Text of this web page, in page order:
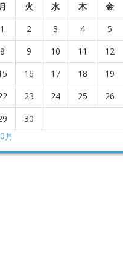
月 火 水 木 金
1
2 3 4 5
8
9 10 11 12
16 17 18 19
23 24 25 26
30
月